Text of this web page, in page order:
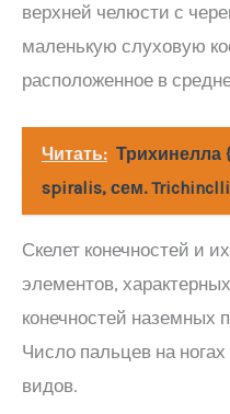
верхней челюсти с
маленькую слуховую
расположенное в
Читать: Трихинелла
spiralis, сем.
Скелет конечностей и
элементов,
конечностей наземных
Число пальцев на
видов.